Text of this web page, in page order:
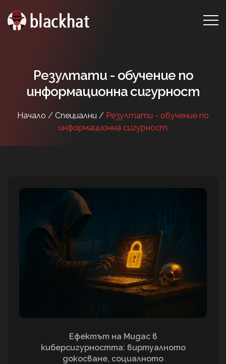
Резултати - обучение по
информационна сигурност
Начало / Специални / Резултати - обучение по
информационна сигурност
Ефектът на Мидас в
киберсигурността: виртуалното
докосване, социалното